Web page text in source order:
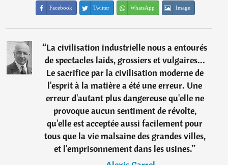
Facebook Twitter WhatsApp Image
“La civilisation industrielle nous a entourés
de spectacles laids, grossiers et vulgaires...
Le sacrifice par la civilisation moderne de
l'esprit à la matière a été une erreur. Une
erreur d'autant plus dangereuse qu'elle ne
provoque aucun sentiment de révolte,
qu'elle est acceptée aussi facilement pour
tous que la vie malsaine des grandes villes,
et l'emprisonnement dans les usines.”